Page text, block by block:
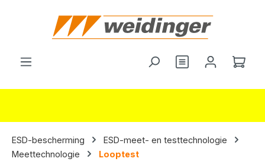
Je hebt 0 items
ESD-bescherming
ESD-meet- en testtechnologie
Meettechnologie
Looptest